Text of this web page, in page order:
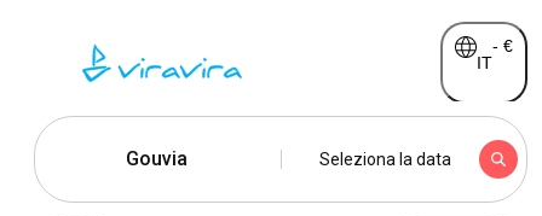
IT
- €
Gouvia Seleziona la data